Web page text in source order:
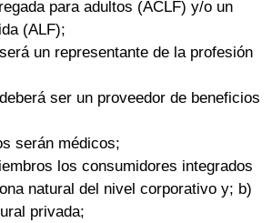
para adultos (ACLF) y/o un
(ALF);
un representante de la profesión
ser un proveedor de beneficios
serán médicos;
los consumidores integrados
natural del nivel corporativo y; b)
privada;